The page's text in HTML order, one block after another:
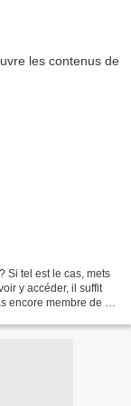
Si tel est le cas, mets
y accéder, il suffit
encore membre de la